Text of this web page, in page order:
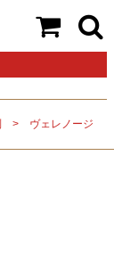
ヴェレノージ